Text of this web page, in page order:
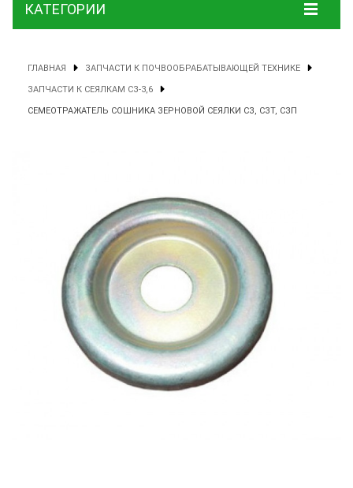
КАТЕГОРИИ
ГЛАВНАЯ ЗАПЧАСТИ К ПОЧВООБРАБАТЫВАЮЩЕЙ ТЕХНИКЕ
ЗАПЧАСТИ К СЕЯЛКАМ СЗ-3,6
СЕМЕОТРАЖАТЕЛЬ СОШНИКА ЗЕРНОВОЙ СЕЯЛКИ СЗ, СЗТ, СЗП